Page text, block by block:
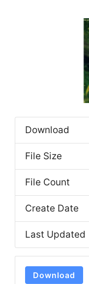
Download
File Size
File Count
Create Date
Last Updated
Download